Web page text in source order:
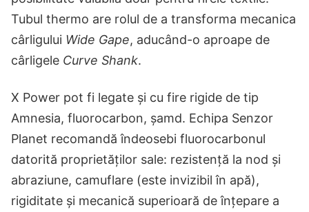
Tubul thermo are rolul de a transforma mecanica
cârligului Wide Gape, aducând-o aproape de
cârligele Curve Shank.
X Power pot fi legate și cu fire rigide de tip
Amnesia, fluorocarbon, șamd. Echipa Senzor
Planet recomandă îndeosebi fluorocarbonul
datorită proprietăților sale: rezistență la nod și
abraziune, camuflare (este invizibil în apă),
rigiditate și mecanică superioară de înțepare a